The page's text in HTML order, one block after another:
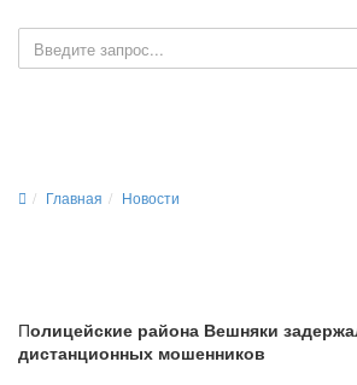
Главная Новости
Полицейские района Вешняки
дистанционных мошенников